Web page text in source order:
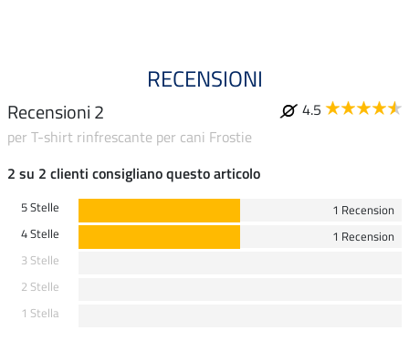
RECENSIONI
Recensioni 2
4.5
per T-shirt rinfrescante per cani Frostie
2 su 2 clienti consigliano questo articolo
5 Stelle
1 Recension
4 Stelle
1 Recension
3 Stelle
2 Stelle
1 Stella